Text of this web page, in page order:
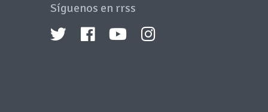
Síguenos en rrss